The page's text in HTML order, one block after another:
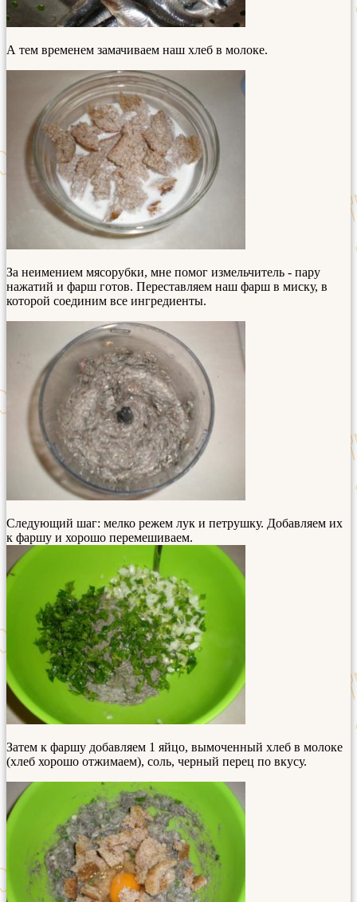
А тем временем замачиваем наш хлеб в молоке.
За неимением мясорубки, мне помог измельчитель - пару
нажатий и фарш готов. Переставляем наш фарш в миску, в
которой соединим все ингредиенты.
Следующий шаг: мелко режем лук и петрушку. Добавляем их
к фаршу и хорошо перемешиваем.
Затем к фаршу добавляем 1 яйцо, вымоченный хлеб в молоке
(хлеб хорошо отжимаем), соль, черный перец по вкусу.